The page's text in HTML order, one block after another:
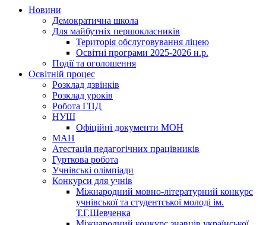
Новини
Демократична школа
Для майбутніх першокласників
Територія обслуговування ліцею
Освітні програми 2025-2026 н.р.
Події та оголошення
Освітній процес
Розклад дзвінків
Розклад уроків
Робота ГПД
НУШ
Офіційні документи МОН
МАН
Атестація педагогічних працівників
Гурткова робота
Учнівські олімпіади
Конкурси для учнів
Мiжнародний мовно-літературний конкурс
учнiвської та студентської молодi iм.
Т.Г.Шевченка